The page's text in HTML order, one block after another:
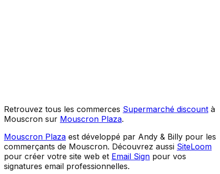
Retrouvez tous les commerces Supermarché discount à
Mouscron sur Mouscron Plaza.
Mouscron Plaza est développé par Andy & Billy pour les
commerçants de Mouscron. Découvrez aussi SiteLoom
pour créer votre site web et Email Sign pour vos
signatures email professionnelles.